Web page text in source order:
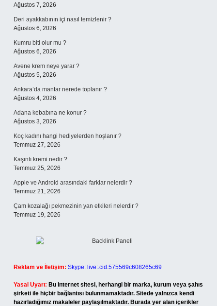
Ağustos 7, 2026
Deri ayakkabının içi nasıl temizlenir ?
Ağustos 6, 2026
Kumru biti olur mu ?
Ağustos 6, 2026
Avene krem neye yarar ?
Ağustos 5, 2026
Ankara’da mantar nerede toplanır ?
Ağustos 4, 2026
Adana kebabına ne konur ?
Ağustos 3, 2026
Koç kadını hangi hediyelerden hoşlanır ?
Temmuz 27, 2026
Kaşıntı kremi nedir ?
Temmuz 25, 2026
Apple ve Android arasındaki farklar nelerdir ?
Temmuz 21, 2026
Çam kozalağı pekmezinin yan etkileri nelerdir ?
Temmuz 19, 2026
Reklam ve İletişim: Skype: live:.cid.575569c608265c69
Yasal Uyarı: Bu internet sitesi, herhangi bir marka, kurum veya şahıs
şirketi ile hiçbir bağlantısı bulunmamaktadır. Sitede yalnızca kendi
hazırladığımız makaleler paylaşılmaktadır. Burada yer alan içerikler